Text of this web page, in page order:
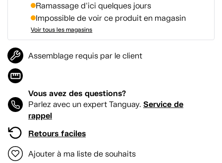
Ramassage d'ici quelques jours
Impossible de voir ce produit en magasin
Voir tous les magasins
Assemblage requis par le client
Vous avez des questions?
Parlez avec un expert Tanguay. Service de
rappel
Retours faciles
Ajouter à ma liste de souhaits